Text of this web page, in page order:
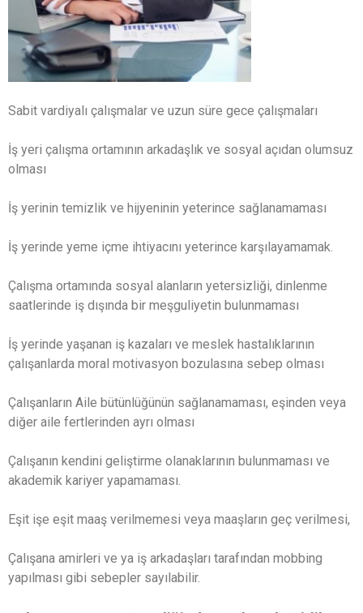
Sabit vardiyalı çalışmalar ve uzun süre gece çalışmaları
İş yeri çalışma ortamının arkadaşlık ve sosyal açıdan olumsuz
olması
İş yerinin temizlik ve hijyeninin yeterince sağlanamaması
İş yerinde yeme içme ihtiyacını yeterince karşılayamamak.
Çalışma ortamında sosyal alanların yetersizliği, dinlenme
saatlerinde iş dışında bir meşguliyetin bulunmaması
İş yerinde yaşanan iş kazaları ve meslek hastalıklarının
çalışanlarda moral motivasyon bozulasına sebep olması
Çalışanların Aile bütünlüğünün sağlanamaması, eşinden veya
diğer aile fertlerinden ayrı olması
Çalışanın kendini geliştirme olanaklarının bulunmaması ve
akademik kariyer yapamaması.
Eşit işe eşit maaş verilmemesi veya maaşların geç verilmesi,
Çalışana amirleri ve ya iş arkadaşları tarafından mobbing
yapılması gibi sebepler sayılabilir.